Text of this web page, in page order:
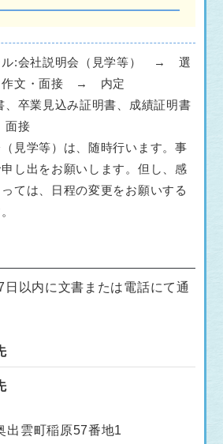
ル:会社説明会（見学等） → 選
文・面接 → 内定
、卒業見込み証明書、成績証明書
面接
見学等）は、随時行います。事
し出をお願いします。但し、感
ては、日程の変更をお願いする
日以内に文書または電話にて通
出雲町稲原57番地1